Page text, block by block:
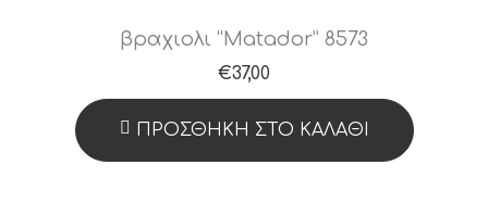
βραχιολι “Matador” 8573
€37,00
ΠΡΟΣΘΉΚΗ ΣΤΟ ΚΑΛΆΘΙ